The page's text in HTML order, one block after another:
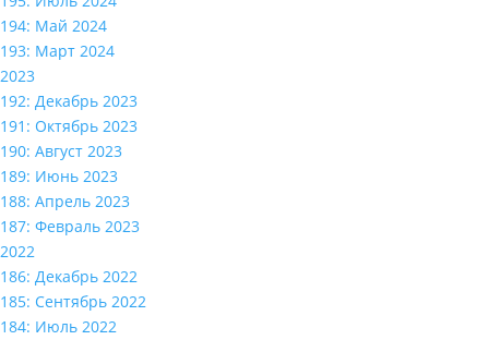
194: Май 2024
193: Март 2024
2023
192: Декабрь 2023
191: Октябрь 2023
190: Август 2023
189: Июнь 2023
188: Апрель 2023
187: Февраль 2023
2022
186: Декабрь 2022
185: Сентябрь 2022
184: Июль 2022